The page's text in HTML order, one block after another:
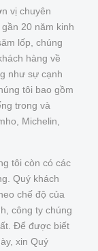
vị chuyên
20 năm kinh
lốp, chúng
hàng về
như sự cạnh
tôi bao gồm
trong và
Michelin,
tôi còn có các
Quý khách
chế độ của
công ty chúng
Để được biết
xin Quý